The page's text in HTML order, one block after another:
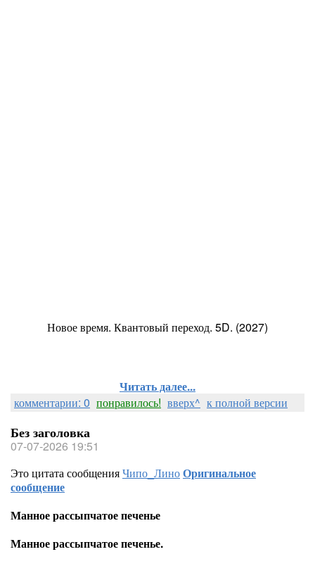
Новое время. Квантовый переход. 5D. (2027)
Читать далее...
комментарии: 0 понравилось! вверх^ к полной версии
Без заголовка
07-07-2026 19:51
Это цитата сообщенияЧипо_ЛиноОригинальное
сообщение
Манное рассыпчатое печенье
Манное рассыпчатое печенье.